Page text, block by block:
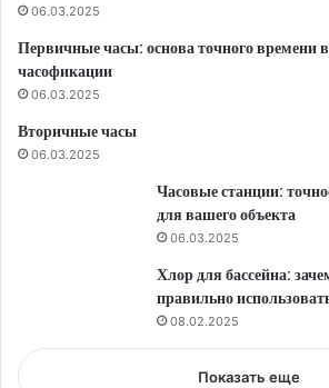
06.03.2025
Первичные часы: основа точного времени
часофикации
06.03.2025
Вторичные часы
06.03.2025
Часовые станции:
для вашего объекта
06.03.2025
Хлор для бассейна:
правильно
08.02.2025
Показать еще